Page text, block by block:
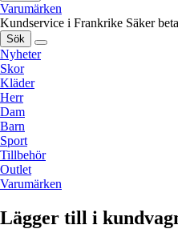
Varumärken
Kundservice i Frankrike Säker
Sök
Nyheter
Skor
Kläder
Herr
Dam
Barn
Sport
Tillbehör
Outlet
Varumärken
Lägger till i